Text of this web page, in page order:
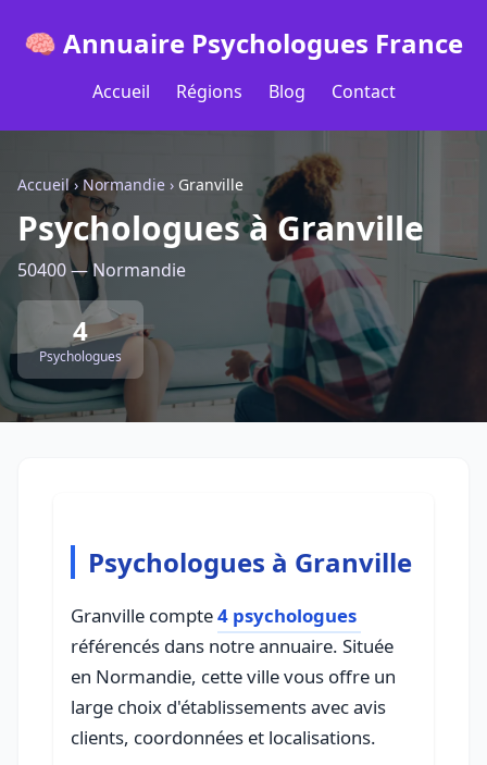
🧠 Annuaire Psychologues France
Accueil Régions Blog Contact
Accueil› Normandie › Granville
Psychologues à Granville
50400 — Normandie
4
Psychologues
Psychologues à Granville
Granville compte4 psychologues
référencés dans notre annuaire. Située
en Normandie, cette ville vous offre un
large choix d'établissements avec avis
clients, coordonnées et localisations.